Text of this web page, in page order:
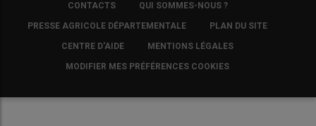
COPYRIGHTCONTACTS QUI SOMMES-NOUS ?
PRESSE AGRICOLE DÉPARTEMENTALE PLAN DU SITE
CENTRE D'AIDE MENTIONS LÉGALES
MODIFIER MES PRÉFÉRENCES COOKIES